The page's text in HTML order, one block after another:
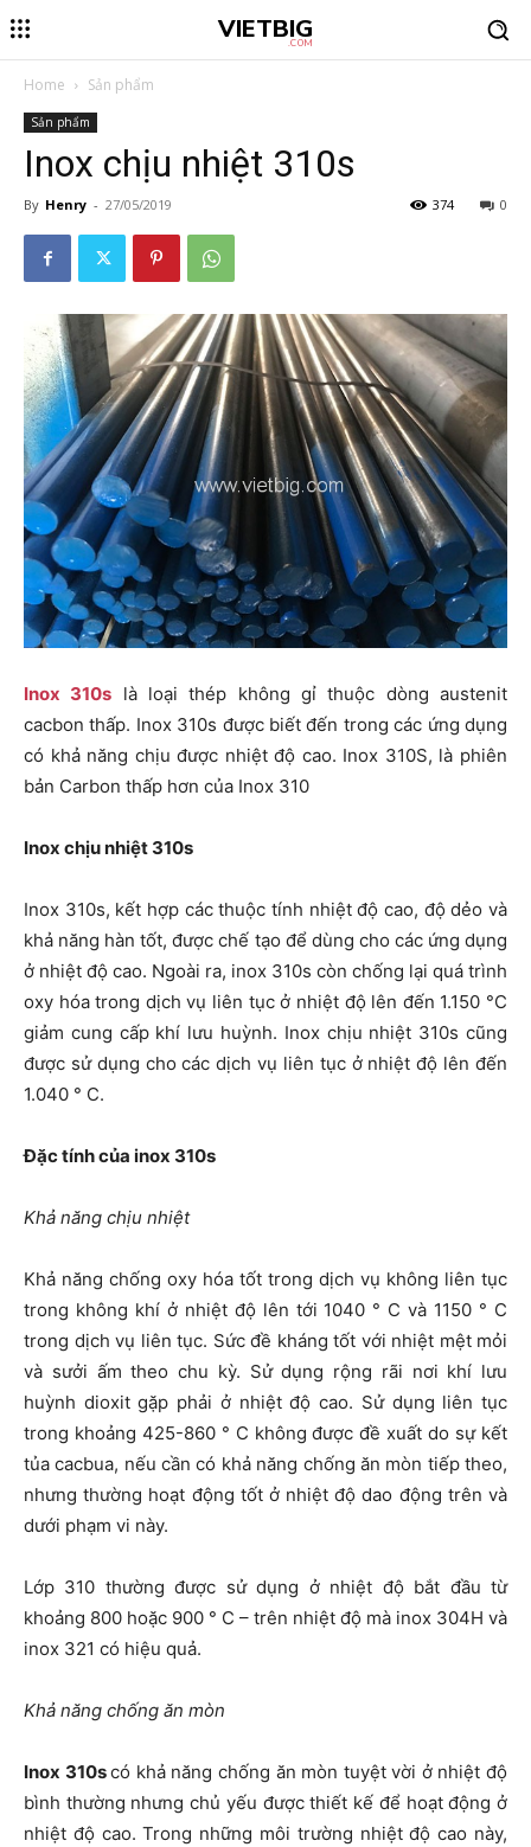
VIETBIG
.COM
Home Sản phẩm
Sản phẩm
Inox chịu nhiệt 310s
By Henry - 27/05/2019 0
374
Inox 310s là loại thép không gỉ thuộc dòng austenit
cacbon thấp. Inox 310s được biết đến trong các ứng dụng
có khả năng chịu được nhiệt độ cao. Inox 310S, là phiên
bản Carbon thấp hơn của Inox 310
Inox chịu nhiệt 310s
Inox 310s, kết hợp các thuộc tính nhiệt độ cao, độ dẻo và
khả năng hàn tốt, được chế tạo để dùng cho các ứng dụng
ở nhiệt độ cao. Ngoài ra, inox 310s còn chống lại quá trình
oxy hóa trong dịch vụ liên tục ở nhiệt độ lên đến 1.150 °C
giảm cung cấp khí lưu huỳnh. Inox chịu nhiệt 310s cũng
được sử dụng cho các dịch vụ liên tục ở nhiệt độ lên đến
1.040 ° C.
Đặc tính của inox 310s
Khả năng chịu nhiệt
Khả năng chống oxy hóa tốt trong dịch vụ không liên tục
trong không khí ở nhiệt độ lên tới 1040 ° C và 1150 ° C
trong dịch vụ liên tục. Sức đề kháng tốt với nhiệt mệt mỏi
và sưởi ấm theo chu kỳ. Sử dụng rộng rãi nơi khí lưu
huỳnh dioxit gặp phải ở nhiệt độ cao. Sử dụng liên tục
trong khoảng 425-860 ° C không được đề xuất do sự kết
tủa cacbua, nếu cần có khả năng chống ăn mòn tiếp theo,
nhưng thường hoạt động tốt ở nhiệt độ dao động trên và
dưới phạm vi này.
Lớp 310 thường được sử dụng ở nhiệt độ bắt đầu từ
khoảng 800 hoặc 900 ° C – trên nhiệt độ mà inox 304H và
inox 321 có hiệu quả.
Khả năng chống ăn mòn
Inox 310scó khả năng chống ăn mòn tuyệt vời ở nhiệt độ
bình thường nhưng chủ yếu được thiết kế để hoạt động ở
nhiệt độ cao. Trong những môi trường nhiệt độ cao này,